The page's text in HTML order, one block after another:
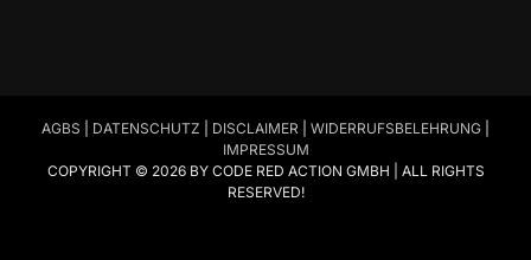
AGBS DATENSCHUTZ DISCLAIMER WIDERRUFSBELEHRUNG
IMPRESSUM
COPYRIGHT © 2026 BY CODE RED ACTION GMBH | ALL RIGHTS
RESERVED!